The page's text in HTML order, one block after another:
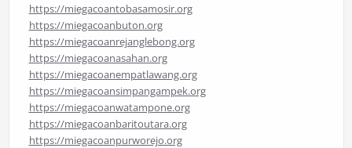
https://miegacoantobasamosir.org
https://miegacoanbuton.org
https://miegacoanrejanglebong.org
https://miegacoanasahan.org
https://miegacoanempatlawang.org
https://miegacoansimpangampek.org
https://miegacoanwatampone.org
https://miegacoanbaritoutara.org
https://miegacoanpurworejo.org